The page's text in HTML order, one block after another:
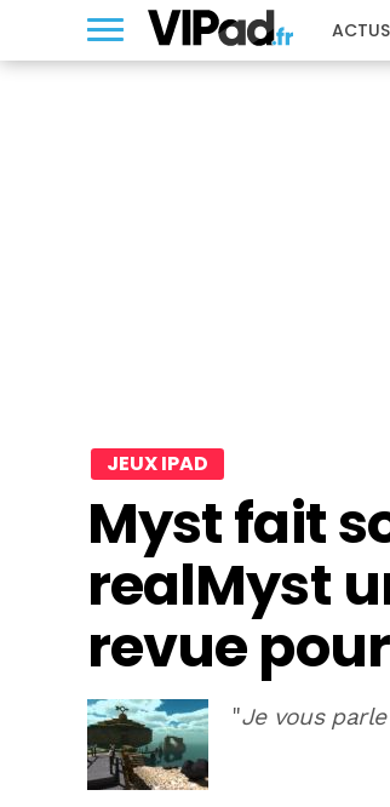
ACTUS
JEUX IPAD
Myst fait
realMyst
revue
"Je vous